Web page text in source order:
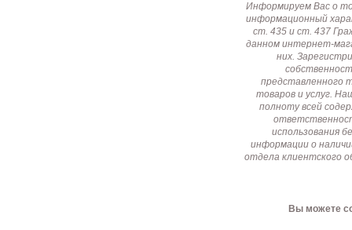
Информируем Вас о
информационный
ст. 435 и ст. 437
данном интернет-
них.
представленного
товаров и услуг.
полноту всей
использования
информации о
отдела клиентского
Вы можете